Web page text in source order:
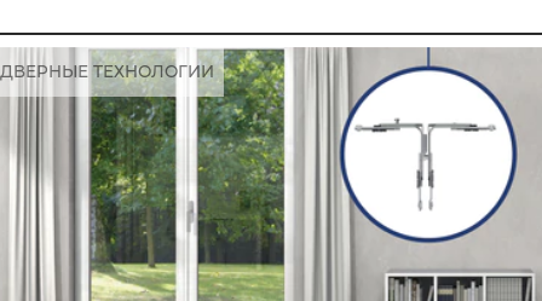
ДВЕРНЫЕ ТЕХНОЛОГИИ